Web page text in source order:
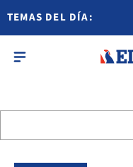
TEMAS DEL DÍA: